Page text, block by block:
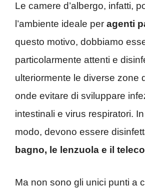
Le camere d’albergo, infatti,
l’ambiente ideale per agenti
questo motivo, dobbiamo
particolarmente attenti e
ulteriormente le diverse zone
onde evitare di sviluppare
intestinali e virus respiratori.
modo, devono essere
bagno, le lenzuola e il
Ma non sono gli unici punti a